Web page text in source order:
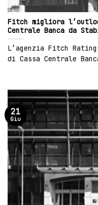
Fitch migliora
Centrale Banca da
L’agenzia Fitch
di Cassa Centrale
21
Giu